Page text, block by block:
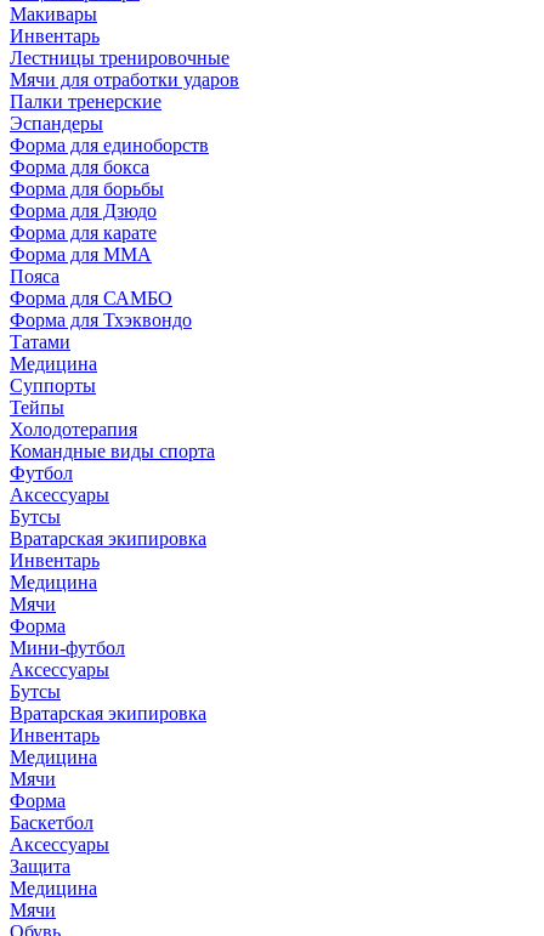
Макивары
Инвентарь
Лестницы тренировочные
Мячи для отработки ударов
Палки тренерские
Эспандеры
Форма для единоборств
Форма для бокса
Форма для борьбы
Форма для Дзюдо
Форма для карате
Форма для MMA
Пояса
Форма для САМБО
Форма для Тхэквондо
Татами
Медицина
Суппорты
Тейпы
Холодотерапия
Командные виды спорта
Футбол
Аксессуары
Бутсы
Вратарская экипировка
Инвентарь
Медицина
Мячи
Форма
Мини-футбол
Аксессуары
Бутсы
Вратарская экипировка
Инвентарь
Медицина
Мячи
Форма
Баскетбол
Аксессуары
Защита
Медицина
Мячи
Обувь